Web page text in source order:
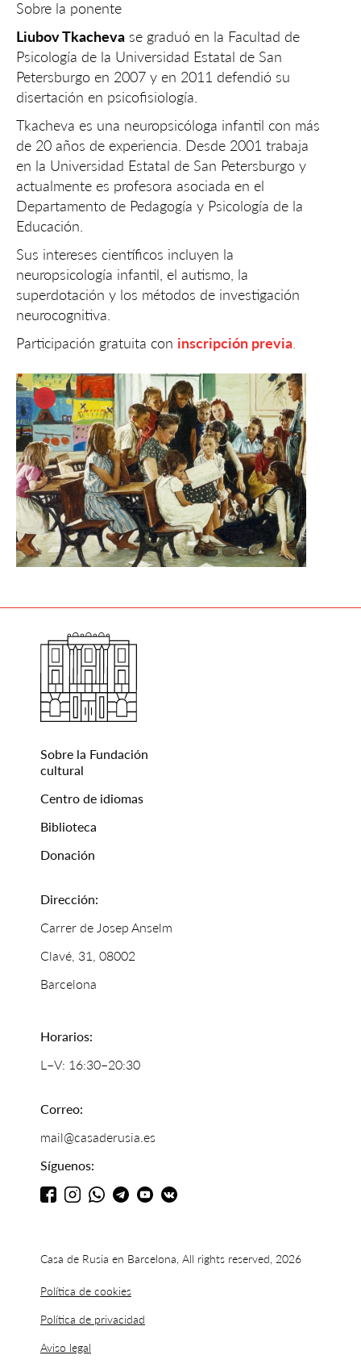
Sobre la ponente
Liubov Tkacheva se graduó en la Facultad de
Psicología de la Universidad Estatal de San
Petersburgo en 2007 y en 2011 defendió su
disertación en psicofisiología.
Tkacheva es una neuropsicóloga infantil con más
de 20 años de experiencia. Desde 2001 trabaja
en la Universidad Estatal de San Petersburgo y
actualmente es profesora asociada en el
Departamento de Pedagogía y Psicología de la
Educación.
Sus intereses científicos incluyen la
neuropsicología infantil, el autismo, la
superdotación y los métodos de investigación
neurocognitiva.
Participación gratuita con inscripción previa
Sobre la Fundación
cultural
Centro de idiomas
Biblioteca
Donación
Dirección:
Carrer de Josep Anselm
Clavé, 31, 08002
Barcelona
Horarios:
L–V: 16:30–20:30
Correo:
mail@casaderusia.es
Síguenos:
Casa de Rusia en Barcelona, All rights reserved, 2026
Política de cookies
Política de privacidad
Aviso legal